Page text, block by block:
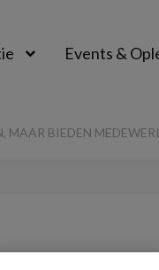
Events &
MAAR BIEDEN